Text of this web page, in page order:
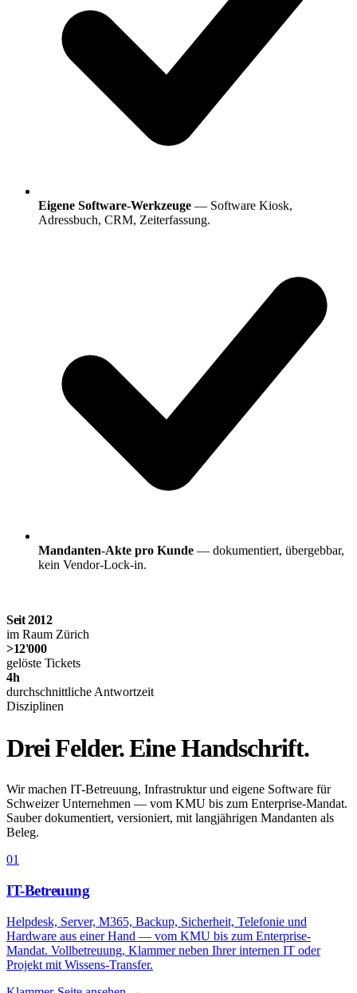
Eigene Software-Werkzeuge — Software Kiosk,
Adressbuch, CRM, Zeiterfassung.
Mandanten-Akte pro Kunde — dokumentiert, übergebbar,
kein Vendor-Lock-in.
Seit2012
im Raum Zürich
>12'000
gelöste Tickets
4h
durchschnittliche Antwortzeit
Disziplinen
Drei Felder.Eine Handschrift.
Wir machen IT-Betreuung, Infrastruktur und eigene Software für
Schweizer Unternehmen — vom KMU bis zum Enterprise-Mandat.
Sauber dokumentiert, versioniert, mit langjährigen Mandanten als
Beleg.
01
IT-Betreuung
Helpdesk, Server, M365, Backup, Sicherheit, Telefonie und
Hardware aus einer Hand — vom KMU bis zum Enterprise-
Mandat. Vollbetreuung, Klammer neben Ihrer internen IT oder
Projekt mit Wissens-Transfer.